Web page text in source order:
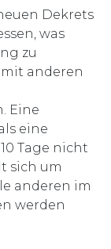
Dekrets
was
zu
anderen
Eine
eine
Tage nicht
sich um
anderen im
werden